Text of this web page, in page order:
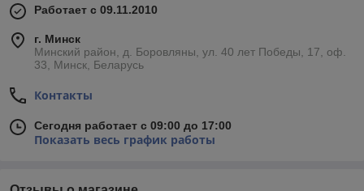
Работает с 09.11.2010
г. Минск
Минский район, д. Боровляны, ул. 40 лет Победы, 17, оф.
33, Минск, Беларусь
Контакты
Сегодня работает с 09:00 до 17:00
Показать весь график работы